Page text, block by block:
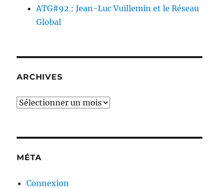
ATG#92 : Jean-Luc Vuillemin et le Réseau
Global
ARCHIVES
Archives
MÉTA
Connexion